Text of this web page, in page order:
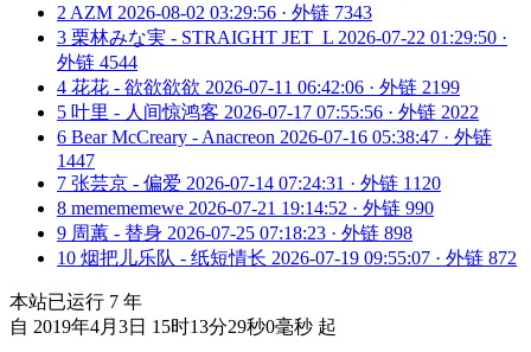
2 AZM 2026-08-02 03:29:56 · 外链 7343
3 栗林みな実 - STRAIGHT JET_L 2026-07-22 01:29:50 ·
外链 4544
4 花花 - 欲欲欲欲 2026-07-11 06:42:06 · 外链 2199
5 叶里 - 人间惊鸿客 2026-07-17 07:55:56 · 外链 2022
6 Bear McCreary - Anacreon 2026-07-16 05:38:47 · 外链
1447
7 张芸京 - 偏爱 2026-07-14 07:24:31 · 外链 1120
8 memememewe 2026-07-21 19:14:52 · 外链 990
9 周蕙 - 替身 2026-07-25 07:18:23 · 外链 898
10 烟把儿乐队 - 纸短情长 2026-07-19 09:55:07 · 外链 872
本站已运行 7 年
自 2019年4月3日 15时13分29秒0毫秒 起